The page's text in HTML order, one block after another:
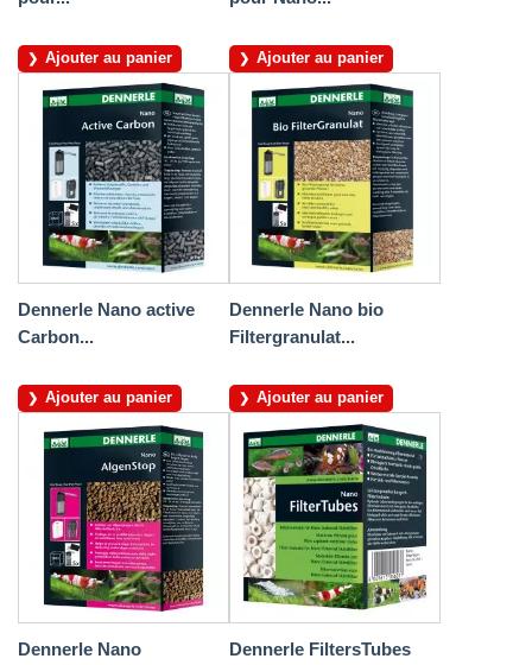
Ajouter au panier Ajouter au panier
Dennerle Nano active
Carbon...
Ajouter au panier
Dennerle Nano bio
Filtergranulat...
Ajouter au panier
Dennerle Nano
Dennerle FiltersTubes